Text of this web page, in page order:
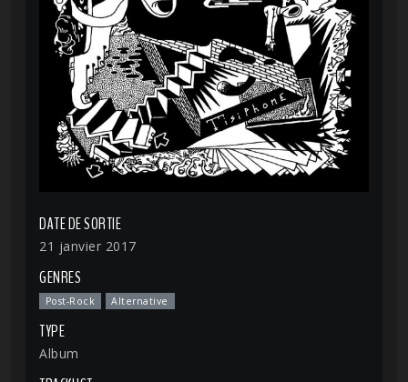
DATE DE SORTIE
21 janvier 2017
GENRES
Post-Rock Alternative
TYPE
Album